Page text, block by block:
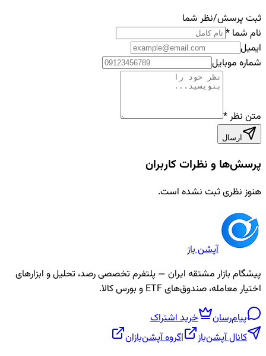
ثبت پرسش/نظر شما
نام شما *
ایمیل
شماره موبایل
متن نظر*
ارسال
پرسش‌ها و نظرات کاربران
هنوز نظری ثبت نشده است.
آپشن باز
پیشگام بازار مشتقه ایران — پلتفرم تخصصی رصد، تحلیل و ابزارهای
اختیار معامله، صندوق‌های ETF و بورس کالا.
پیام‌رسان
خرید اشتراک
کانال آپشن‌باز
|گروه آپشن‌بازان